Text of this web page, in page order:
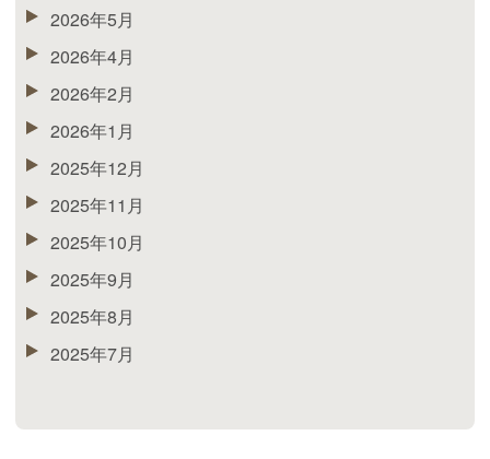
2026年5月
2026年4月
2026年2月
2026年1月
2025年12月
2025年11月
2025年10月
2025年9月
2025年8月
2025年7月